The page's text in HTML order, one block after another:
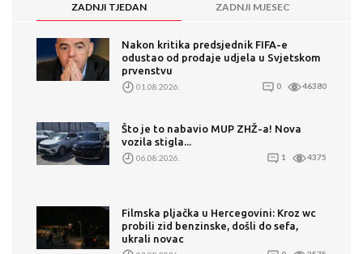
ZADNJI TJEDAN ZADNJI MJESEC
Nakon kritika predsjednik FIFA-e
odustao od prodaje udjela u Svjetskom
prvenstvu
01.08.2026. 0 46380
Što je to nabavio MUP ZHŽ-a! Nova
vozila stigla...
06.08.2026. 1 4375
Filmska pljačka u Hercegovini: Kroz wc
probili zid benzinske, došli do sefa,
ukrali novac